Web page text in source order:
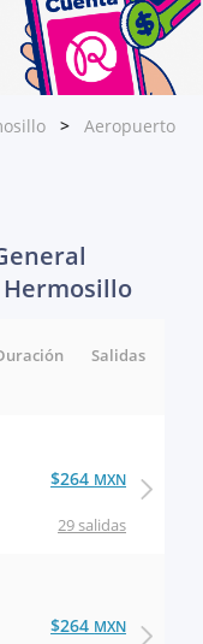
Aeropuerto
Hermosillo
Salidas
29 salidas
$264 MXN
$264 MXN